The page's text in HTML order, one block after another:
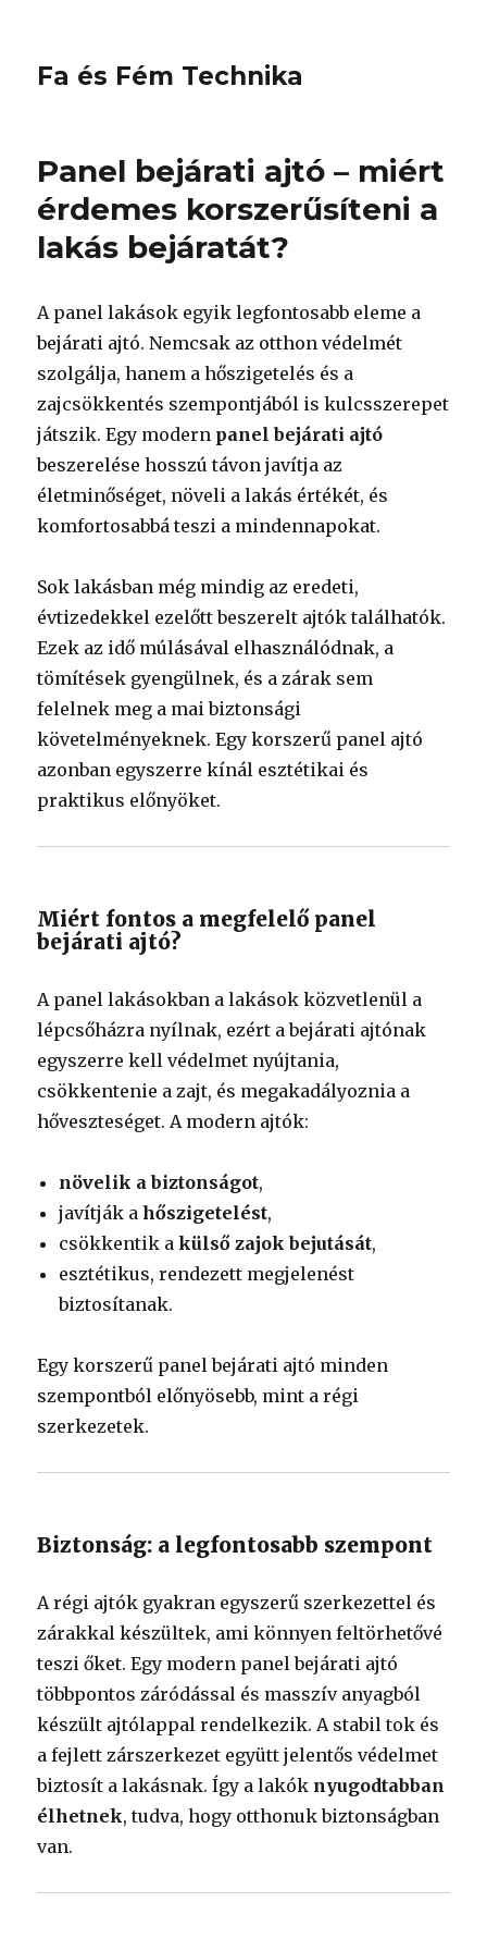
Fa és Fém Technika
Panel bejárati ajtó – miért
érdemes korszerűsíteni a
lakás bejáratát?
A panel lakások egyik legfontosabb eleme a
bejárati ajtó. Nemcsak az otthon védelmét
szolgálja, hanem a hőszigetelés és a
zajcsökkentés szempontjából is kulcsszerepet
játszik. Egy modern panel bejárati ajtó
beszerelése hosszú távon javítja az
életminőséget, növeli a lakás értékét, és
komfortosabbá teszi a mindennapokat.
Sok lakásban még mindig az eredeti,
évtizedekkel ezelőtt beszerelt ajtók találhatók.
Ezek az idő múlásával elhasználódnak, a
tömítések gyengülnek, és a zárak sem
felelnek meg a mai biztonsági
követelményeknek. Egy korszerű panel ajtó
azonban egyszerre kínál esztétikai és
praktikus előnyöket.
Miért fontos a megfelelő panel
bejárati ajtó?
A panel lakásokban a lakások közvetlenül a
lépcsőházra nyílnak, ezért a bejárati ajtónak
egyszerre kell védelmet nyújtania,
csökkentenie a zajt, és megakadályoznia a
hőveszteséget. A modern ajtók:
növelik a biztonságot,
javítják ahőszigetelést,
csökkentik akülső zajok bejutását,
esztétikus, rendezett megjelenést
biztosítanak.
Egy korszerű panel bejárati ajtó minden
szempontból előnyösebb, mint a régi
szerkezetek.
Biztonság: a legfontosabb szempont
A régi ajtók gyakran egyszerű szerkezettel és
zárakkal készültek, ami könnyen feltörhetővé
teszi őket. Egy modern panel bejárati ajtó
többpontos záródással és masszív anyagból
készült ajtólappal rendelkezik. A stabil tok és
a fejlett zárszerkezet együtt jelentős védelmet
biztosít a lakásnak. Így a lakók nyugodtabban
élhetnek, tudva, hogy otthonuk biztonságban
van.